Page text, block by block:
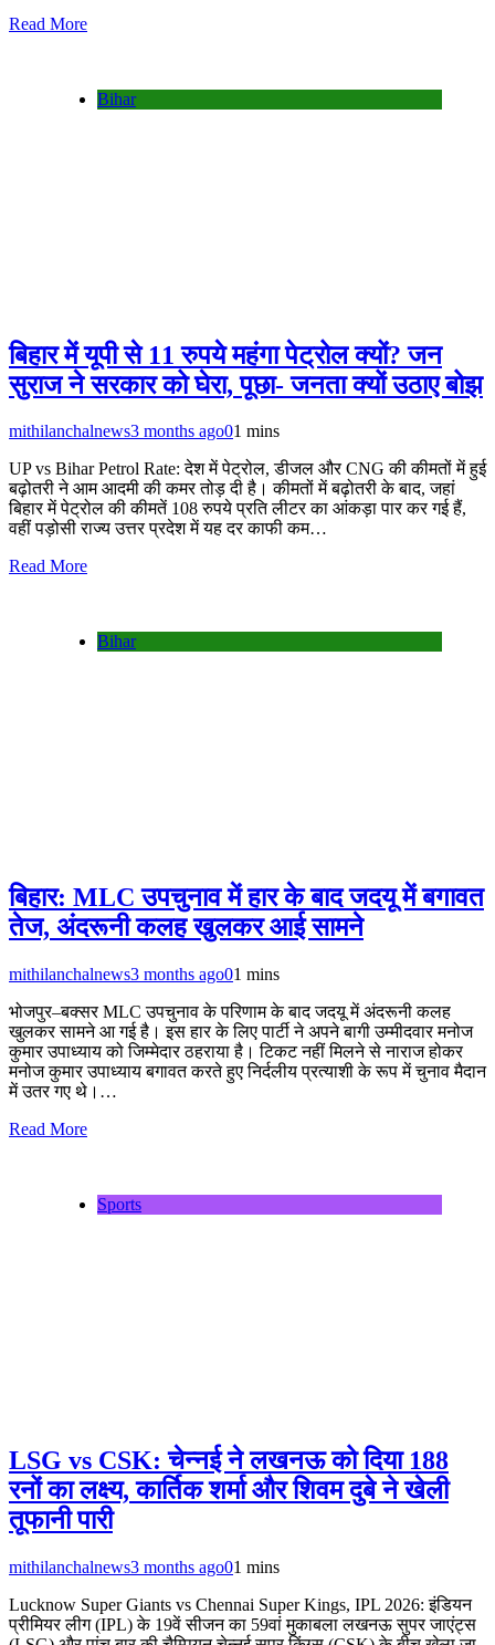
Read More
Bihar
बिहार में यूपी से 11 रुपये महंगा पेट्रोल क्यों? जन
सुराज ने सरकार को घेरा, पूछा- जनता क्यों उठाए बोझ
mithilanchalnews3 months ago01 mins
UP vs Bihar Petrol Rate: देश में पेट्रोल, डीजल और CNG की कीमतों में हुई
बढ़ोतरी ने आम आदमी की कमर तोड़ दी है। कीमतों में बढ़ोतरी के बाद, जहां
बिहार में पेट्रोल की कीमतें 108 रुपये प्रति लीटर का आंकड़ा पार कर गई हैं,
वहीं पड़ोसी राज्य उत्तर प्रदेश में यह दर काफी कम…
Read More
Bihar
बिहार: MLC उपचुनाव में हार के बाद जदयू में बगावत
तेज, अंदरूनी कलह खुलकर आई सामने
mithilanchalnews3 months ago01 mins
भोजपुर–बक्सर MLC उपचुनाव के परिणाम के बाद जदयू में अंदरूनी कलह
खुलकर सामने आ गई है। इस हार के लिए पार्टी ने अपने बागी उम्मीदवार मनोज
कुमार उपाध्याय को जिम्मेदार ठहराया है। टिकट नहीं मिलने से नाराज होकर
मनोज कुमार उपाध्याय बगावत करते हुए निर्दलीय प्रत्याशी के रूप में चुनाव मैदान
में उतर गए थे।…
Read More
Sports
LSG vs CSK: चेन्नई ने लखनऊ को दिया 188
रनों का लक्ष्य, कार्तिक शर्मा और शिवम दुबे ने खेली
तूफानी पारी
mithilanchalnews3 months ago01 mins
Lucknow Super Giants vs Chennai Super Kings, IPL 2026: इंडियन
प्रीमियर लीग (IPL) के 19वें सीजन का 59वां मुकाबला लखनऊ सुपर जाएंट्स